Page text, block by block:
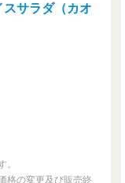
スサラダ（カオ
。
格の変更及び販売終